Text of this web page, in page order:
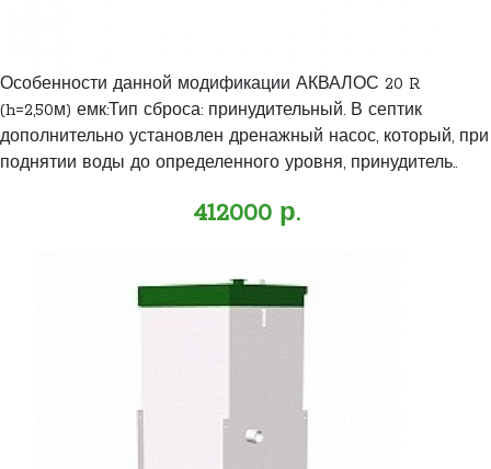
Особенности данной модификации АКВАЛОС 20 R
(h=2,50м) емк:Тип сброса: принудительный. В септик
дополнительно установлен дренажный насос, который, при
поднятии воды до определенного уровня, принудитель..
412000 р.